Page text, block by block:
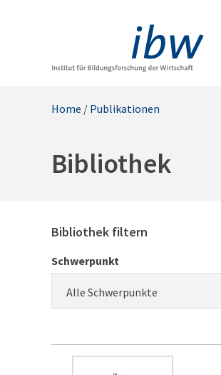
Home / Publikationen
Bibliothek
Bibliothek filtern
Schwerpunkt
Alle Schwerpunkte